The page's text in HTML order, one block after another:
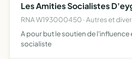
Les Amities Socialistes
RNA W193000450 · Autres et
A pour but le soutien de l'influence
socialiste